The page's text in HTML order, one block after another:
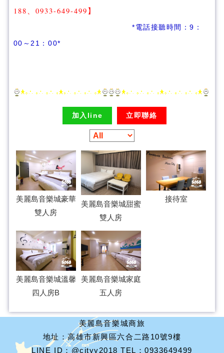
188、0933-649-499 】
*電話接聽時間：9：
00～21：00*
加入line 立即聯絡
美麗島音樂城豪華
雙人房
美麗島音樂城甜蜜
雙人房
接待室
美麗島音樂城溫馨
四人房B
美麗島音樂城家庭
五人房
美麗島音樂城商旅
地址：高雄市新興區六合二路10號9樓
LINE ID：@cityy2018 TEL：0933649499